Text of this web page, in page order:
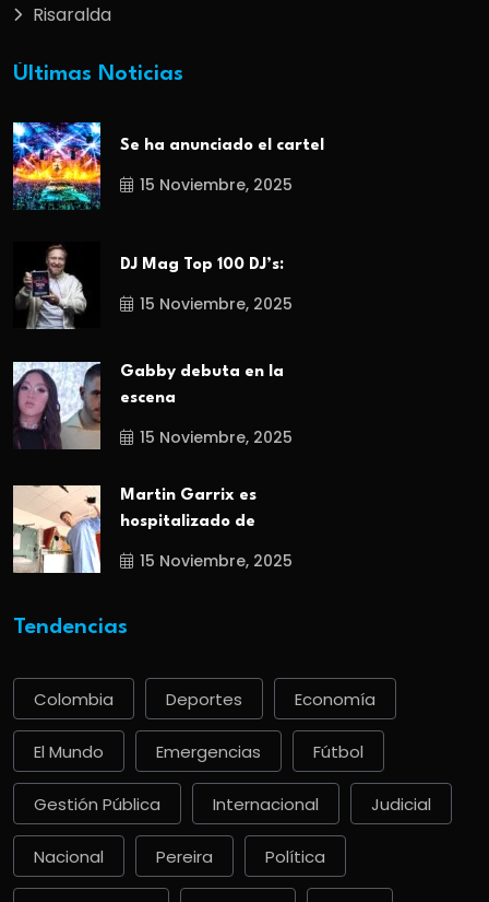
Risaralda
Últimas Noticias
Se ha anunciado el cartel
15 Noviembre, 2025
DJ Mag Top 100 DJ’s:
15 Noviembre, 2025
Gabby debuta en la
escena
15 Noviembre, 2025
Martin Garrix es
hospitalizado de
15 Noviembre, 2025
Tendencias
Colombia Deportes Economía
El Mundo Emergencias Fútbol
Gestión Pública Internacional Judicial
Nacional Pereira Política